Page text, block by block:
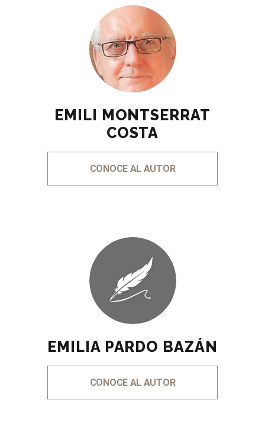
EMILI MONTSERRAT
COSTA
CONOCE AL AUTOR
EMILIA PARDO BAZÁN
CONOCE AL AUTOR